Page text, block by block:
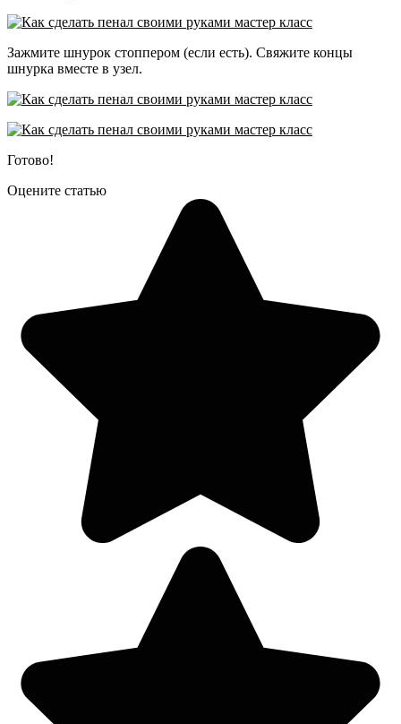
Зажмите шнурок стоппером (если есть). Свяжите концы
шнурка вместе в узел.
Готово!
Оцените статью